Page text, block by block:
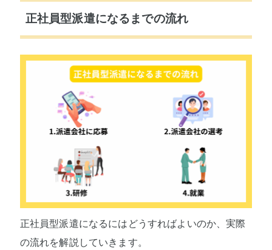
正社員型派遣になるまでの流れ
正社員型派遣になるにはどうすればよいのか、実際
の流れを解説していきます。